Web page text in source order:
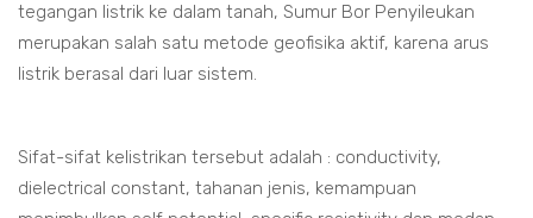
tegangan listrik ke dalam tanah, Sumur Bor Penyileukan
merupakan salah satu metode geofisika aktif, karena arus
listrik berasal dari luar sistem.
Sifat-sifat kelistrikan tersebut adalah : conductivity,
dielectrical constant, tahanan jenis, kemampuan